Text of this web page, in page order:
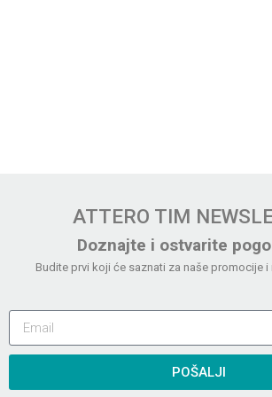
ATTERO TIM
Doznajte i ostvarite
Budite prvi koji će saznati za naše promocije i
POŠALJI